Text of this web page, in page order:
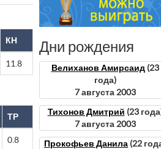
КН
11.8
ТР
0.8
Дни рождения
Велиханов Амирсаид(23
года)
7 августа 2003
Тихонов Дмитрий (23
7 августа 2003
Прокофьев Данила (22